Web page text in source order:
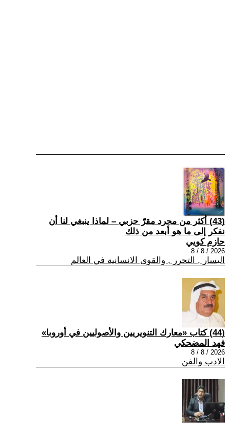
(43) أكثر من مجرد مقرّ حزبي – لماذا ينبغي لنا أن
نفكر إلى ما هو أبعد من ذلك
حازم كويي
2026 / 8 / 8
اليسار , التحرر , والقوى الانسانية في العالم
(44) كتاب «معارك التنويريين والأصوليين في أوروبا»
فهد المضحكي
2026 / 8 / 8
الادب والفن